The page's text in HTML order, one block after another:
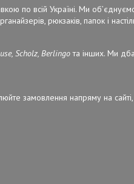
по всій Україні. Ми
рюкзаків, папок і
Scholz, Berlingoта інших. Ми
замовлення напряму на